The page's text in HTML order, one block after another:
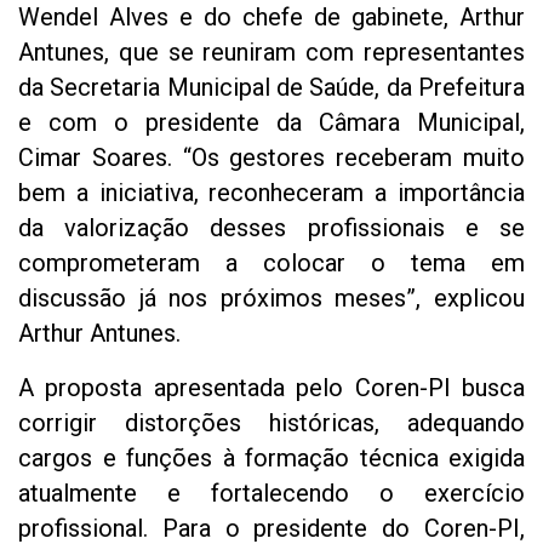
Wendel Alves e do chefe de gabinete, Arthur
Antunes, que se reuniram com representantes
da Secretaria Municipal de Saúde, da Prefeitura
e com o presidente da Câmara Municipal,
Cimar Soares. “Os gestores receberam muito
bem a iniciativa, reconheceram a importância
da valorização desses profissionais e se
comprometeram a colocar o tema em
discussão já nos próximos meses”, explicou
Arthur Antunes.
A proposta apresentada pelo Coren-PI busca
corrigir distorções históricas, adequando
cargos e funções à formação técnica exigida
atualmente e fortalecendo o exercício
profissional. Para o presidente do Coren-PI,